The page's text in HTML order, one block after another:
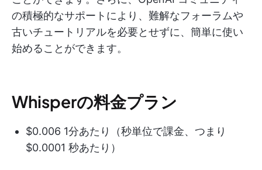
の積極的なサポートにより、難解なフォーラムや
古いチュートリアルを必要とせずに、簡単に使い
始めることができます。
Whisperの料金プラン
$0.006 1分あたり（秒単位で課金、つまり
$0.0001 秒あたり）